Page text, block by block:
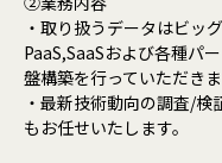
・取り扱うデータはビッ
PaaS,SaaSおよび各種パ
盤構築を行っていただきま
・最新技術動向の調査/
もお任せいたします。